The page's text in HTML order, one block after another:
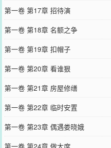
第一卷 第17章 招待演
第一卷 第18章 名额之争
第一卷 第19章 扣帽子
第一卷 第20章 看谁狠
第一卷 第21章 房屋修缮
第一卷 第22章 临时安置
第一卷 第23章 偶遇娄晓娥
第一卷 第24章 做大席